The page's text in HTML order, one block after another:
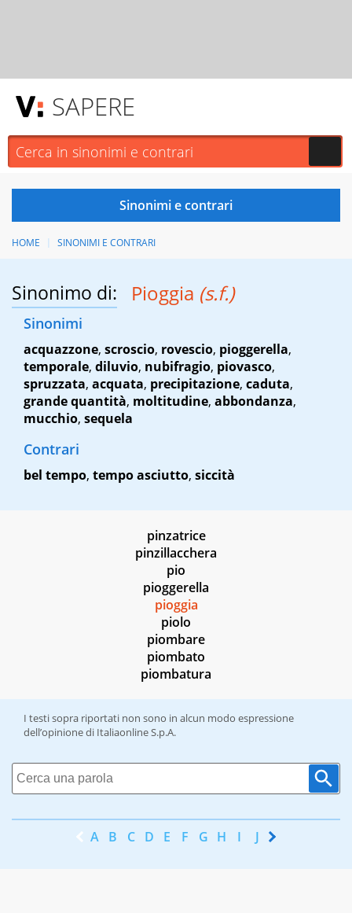
SAPERE
HOME SINONIMI E CONTRARI
Sinonimo di: Pioggia (s.f.)
Sinonimi
acquazzone, scroscio, rovescio, pioggerella,
temporale, diluvio, nubifragio, piovasco,
spruzzata, acquata, precipitazione, caduta,
grande quantità, moltitudine, abbondanza,
mucchio, sequela
Contrari
bel tempo, tempo asciutto, siccità
pinzatrice
pinzillacchera
pio
pioggerella
pioggia
piolo
piombare
piombato
piombatura
I testi sopra riportati non sono in alcun modo espressione
dell’opinione di Italiaonline S.p.A.
A B C D E F G H I J K